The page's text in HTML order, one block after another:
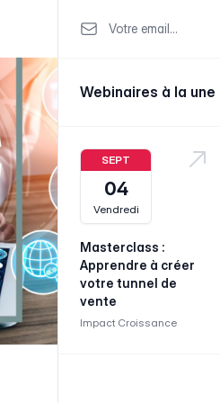
Votre email
Webinaires à la une
SEPT
04
Vendredi
Masterclass :
Apprendre à créer
votre tunnel de
vente
Impact Croissance